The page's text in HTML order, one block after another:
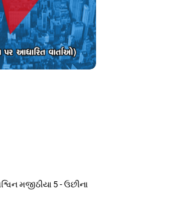
મજીઠીયા 5 - ઉછીના